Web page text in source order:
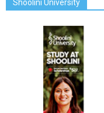
Shoolini University